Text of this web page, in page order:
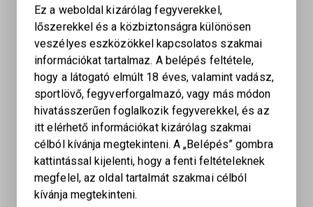
Ütésállóság Y tengely: 40 g ±4 g, 11 ±1 ms,
irányonként 2 ütés
Ütésállóság Z tengely: 40 g ±4 g, 11 ±1 ms,
irányonként 2 ütés
Rezgésállóság: 10–150 Hz szinuszos rezgés
10–30 Hz: ±1,587 mm amplitúdó
30–150 Hz: 5,75 g
Vizsgálat: 1 oktáv/perc, X/Y/Z tengelyenként 30
perc
Variációk:
Aimpoint Micro H-2 2 MOA, 39 mm magasítóval és
Ez a weboldal kizárólag fegyverekkel,
lőszerekkel és a közbiztonságra különösen
veszélyes eszközökkel kapcsolatos szakmai
információkat tartalmaz. A belépés feltétele,
hogy a látogató elmúlt 18 éves, valamint vadász,
sportlövő, fegyverforgalmazó, vagy más módon
hivatásszerűen foglalkozik fegyverekkel, és az
itt elérhető információkat kizárólag szakmai
célból kívánja megtekinteni. A „Belépés” gombra
kattintással kijelenti, hogy a fenti feltételeknek
megfelel, az oldal tartalmát szakmai célból
kívánja megtekinteni.